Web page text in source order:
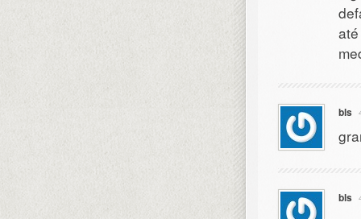
bls
bls